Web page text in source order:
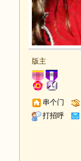
版主
串个门
打招呼